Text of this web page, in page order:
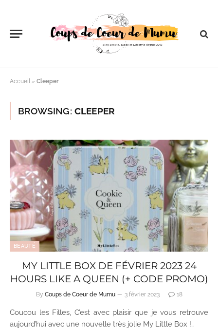
Accueil » Cleeper
BROWSING: CLEEPER
BEAUTÉ
MY LITTLE BOX DE FÉVRIER 2023 24
HOURS LIKE A QUEEN (+ CODE PROMO)
By Coups de Coeur de Mumu 3 février 2023 18
Coucou les Filles, C’est avec plaisir que je vous retrouve
aujourd’hui avec une nouvelle très jolie My Little Box !…